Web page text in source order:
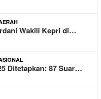
Wakili Kepri di…
Ditetapkan: 87 Suar…